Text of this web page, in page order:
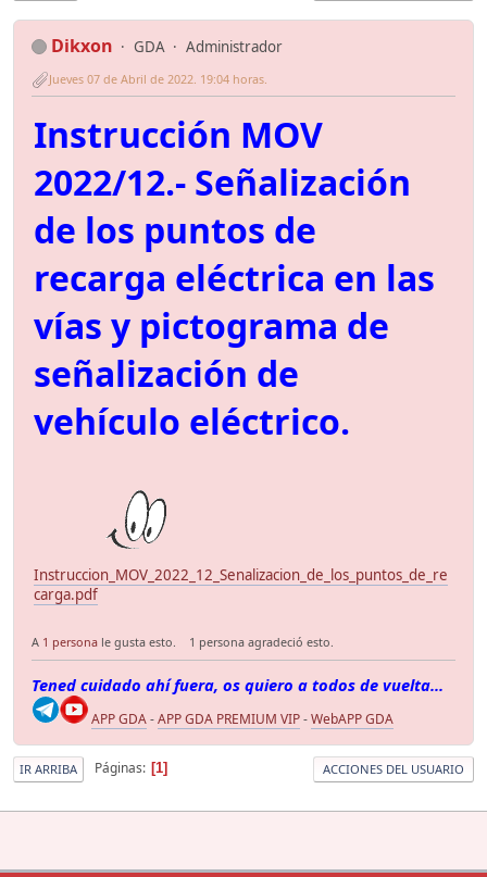
Dikxon GDA Administrador
Jueves 07 de Abril de 2022. 19:04 horas.
Instrucción MOV
2022/12.- Señalización
de los puntos de
recarga eléctrica en las
vías y pictograma de
señalización de
vehículo eléctrico.
Instruccion_MOV_2022_12_Senalizacion_de_los_puntos_de_re
carga.pdf
A 1 persona le gusta esto. 1 persona agradeció esto.
Tened cuidado ahí fuera, os quiero a todos de vuelta...
APP GDA-APP GDA PREMIUM VIP-WebAPP GDA
IR ARRIBA Páginas 1 ACCIONES DEL USUARIO